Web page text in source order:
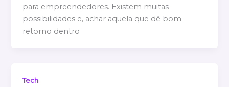
para empreendedores. Existem muitas
possibilidades e, achar aquela que dê bom
retorno dentro
Tech